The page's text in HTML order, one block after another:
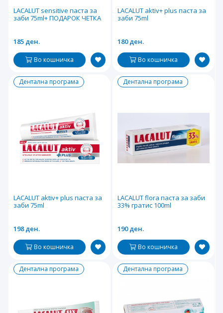
LACALUT sensitive паста за
заби 75ml+ ПОДАРОК ЧЕТКА
185 ден.
Во кошничка
LACALUT aktiv+ plus паста за
заби 75ml
180 ден.
Во кошничка
Дентална програма
LACALUT aktiv+ plus паста за
заби 75ml
198 ден.
Во кошничка
Дентална програма
LACALUT flora паста за заби
33% гратис 100ml
190 ден.
Во кошничка
Дентална програма Дентална програма